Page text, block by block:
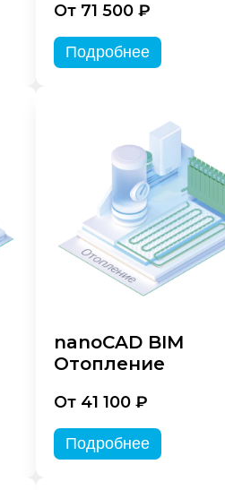
От 71 500 ₽
Подробнее
nanoCAD BIM
Отопление
От 41 100 ₽
Подробнее